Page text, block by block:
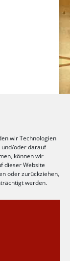
wir Technologien
und/oder darauf
können wir
dieser Website
oder zurückziehen,
werden.